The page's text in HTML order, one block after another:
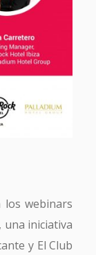
los webinars
una iniciativa
y El Club